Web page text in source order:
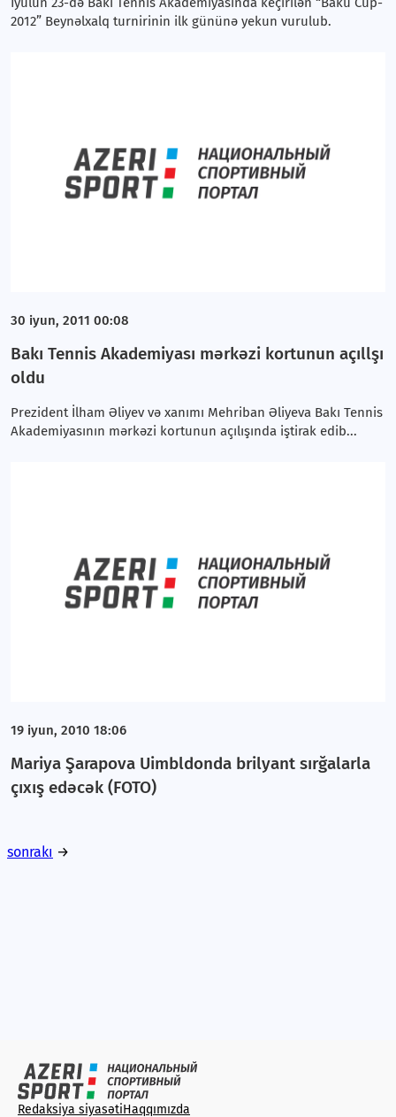
2012” Beynəlxalq turnirinin ilk gününə yekun vurulub.
30 iyun, 2011 00:08
Bakı Tennis Akademiyası mərkəzi kortunun açıllşı
oldu
Prezident İlham Əliyev və xanımı Mehriban Əliyeva Bakı Tennis
Akademiyasının mərkəzi kortunun açılışında iştirak edib...
19 iyun, 2010 18:06
Mariya Şarapova Uimbldonda brilyant sırğalarla
çıxış edəcək (FOTO)
sonrakı →
Redaksiya siyasətiHaqqımızda